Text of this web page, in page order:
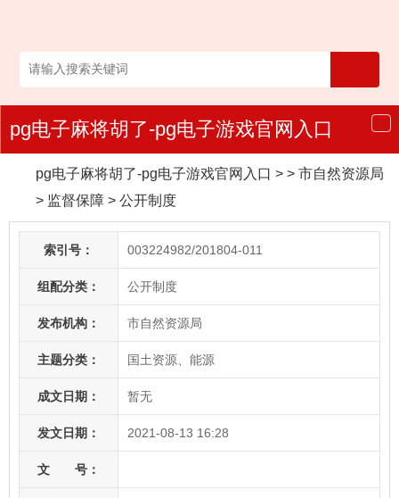
导
航
pg电子麻将胡了-pg电子游戏官网入口
pg电子麻将胡了-pg电子游戏官网入口 > > 市自然资源局
> 监督保障 > 公开制度
索引号： 003224982/201804-011
组配分类： 公开制度
发布机构： 市自然资源局
主题分类： 国土资源、能源
成文日期： 暂无
发文日期： 2021-08-13 16:28
文 号：